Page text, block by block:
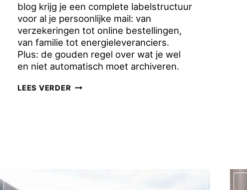
blog krijg je een complete labelstructuur
voor al je persoonlijke mail: van
verzekeringen tot online bestellingen,
van familie tot energieleveranciers.
Plus: de gouden regel over wat je wel
en niet automatisch moet archiveren.
LEES VERDER GMAIL